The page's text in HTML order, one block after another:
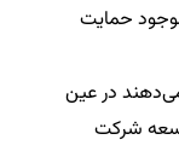
حمایت
می‌دهند در عین
شرکت